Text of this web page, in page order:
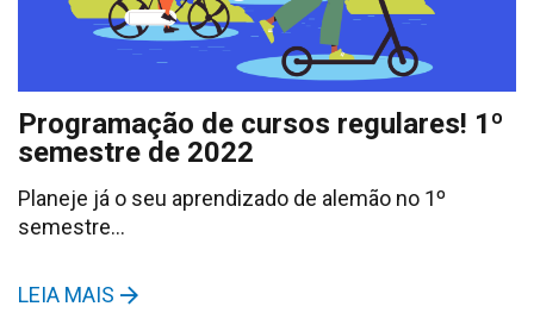
Programação de cursos regulares! 1º
semestre de 2022
Planeje já o seu aprendizado de alemão no 1º
semestre…
LEIA MAIS